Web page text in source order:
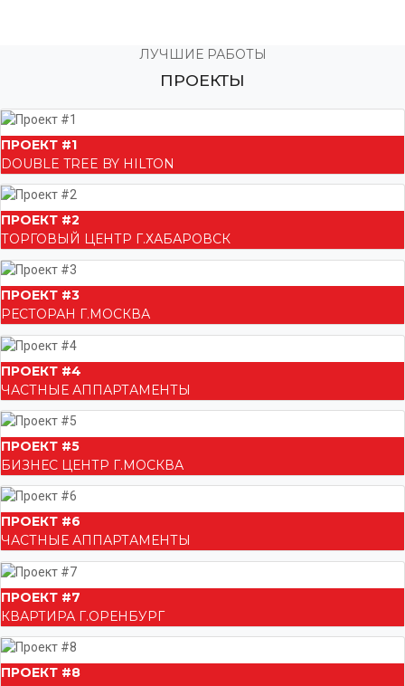
ЛУЧШИЕ РАБОТЫ
ПРОЕКТЫ
ПРОЕКТ #1
DOUBLE TREE BY HILTON
ПРОЕКТ #2
ТОРГОВЫЙ ЦЕНТР Г.ХАБАРОВСК
ПРОЕКТ #3
РЕСТОРАН Г.МОСКВА
ПРОЕКТ #4
ЧАСТНЫЕ АППАРТАМЕНТЫ
ПРОЕКТ #5
БИЗНЕС ЦЕНТР Г.МОСКВА
ПРОЕКТ #6
ЧАСТНЫЕ АППАРТАМЕНТЫ
ПРОЕКТ #7
КВАРТИРА Г.ОРЕНБУРГ
ПРОЕКТ #8